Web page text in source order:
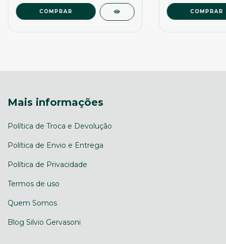
COMPRAR
Mais informações
Política de Troca e Devolução
Política de Envio e Entrega
Política de Privacidade
Termos de uso
Quem Somos
Blog Silvio Gervasoni